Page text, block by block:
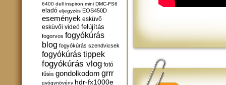
6400 dell inspiron mini DMC-FS6
eladó eljegyzés EOS450D
események esküvő
esküvői videó felújítás
fogorvos fogyókúrás
blog fogyókúrás szendvicsek
fogyókúrás tippek
fogyókúrás vlog fotó
fűtés gondolkodom grrr
gyógynövény hdr-fx1000e